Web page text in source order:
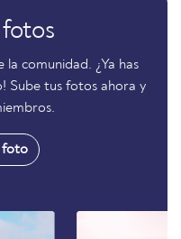
la comunidad. ¿Ya has
Sube tus fotos ahora y
foto